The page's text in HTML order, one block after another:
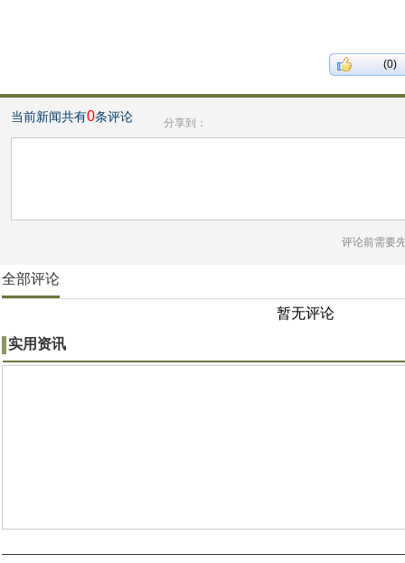
(0)
当前新闻共有0条评论 分享到：
评论前需要
全部评论
暂无评论
实用资讯